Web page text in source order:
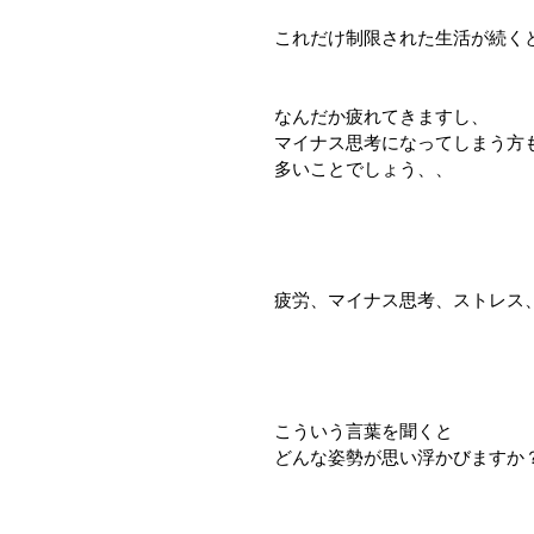
これだけ制限された生活が続く
なんだか疲れてきますし、
マイナス思考になってしまう方
多いことでしょう、、
疲労、マイナス思考、ストレス
こういう言葉を聞くと
どんな姿勢が思い浮かびますか